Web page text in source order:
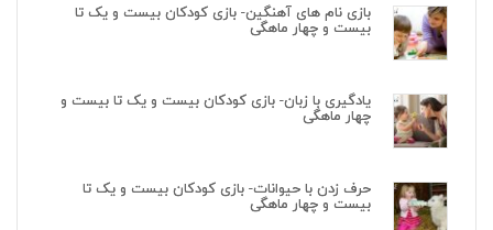
بازی نام های آهنگین- بازی کودکان بیست و یک تا
بیست و چهار ماهگی
یادگیری با زبان- بازی کودکان بیست و یک تا بیست و
چهار ماهگی
حرف زدن با حیوانات- بازی کودکان بیست و یک تا
بیست و چهار ماهگی